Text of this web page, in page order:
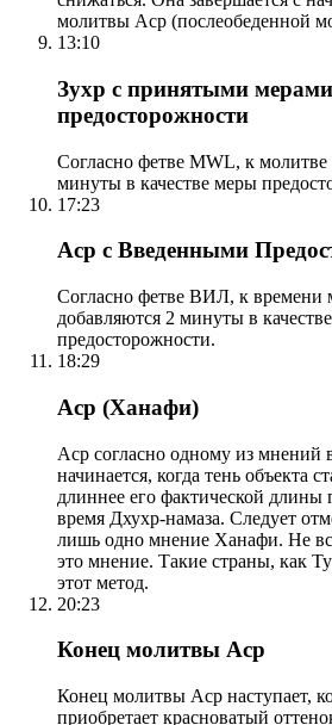
молитвы Аср (послеобеденной
13:10
Зухр с принятыми мерами
предосторожности
Согласно фетве MWL, к молитве
минуты в качестве меры
17:23
Аср с Введенными
Согласно фетве ВИЛ, к времени
добавляются 2 минуты в
предосторожности.
18:29
Аср (Ханафи)
Аср согласно одному из мнений
начинается, когда тень объекта
длиннее его фактической длины
время Дхухр-намаза. Следует
лишь одно мнение Ханафи. Не
это мнение. Такие страны, как
этот метод.
20:23
Конец молитвы Аср
Конец молитвы Аср наступает,
приобретает красноватый